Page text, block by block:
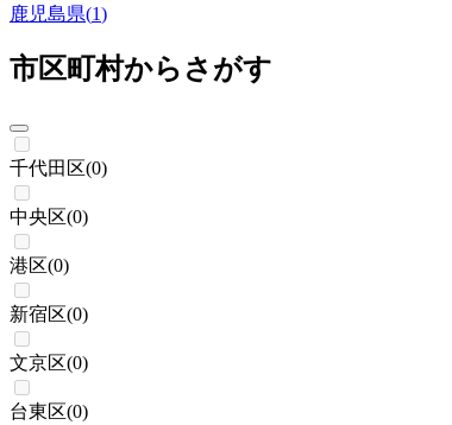
鹿児島県(1)
市区町村からさがす
千代田区(0)
中央区(0)
港区(0)
新宿区(0)
文京区(0)
台東区(0)